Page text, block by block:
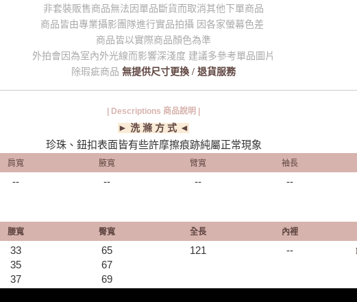
非套裝販售商品無法因單品斷貨而取消其他下單商品
商品皆由專業攝影團隊進行實品拍攝 因各家螢幕色差
商品皆以實際商品顏色為準
外拍會因為室內外光線而影響深淺度 建議多參考單品圖片
除瑕疵商品 無提供尺寸更換 / 退貨服務
| Descriptions 商品說明 |
► 洗 滌 方 式 ◄
珍珠、鈕扣表面皆有些許摩擦痕跡純屬正常現象
肩寬 腋寬 臂寬 袖長
-- -- -- --
腰寬 臀寬 全長 內裡
33
35
37
65
67
69
121 --